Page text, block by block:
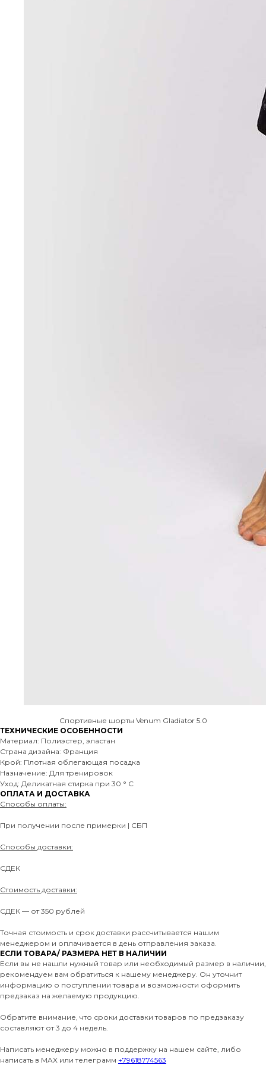
Спортивные шорты Venum Gladiator 5.0
ТЕХНИЧЕСКИЕ ОСОБЕННОСТИ
Материал: Полиэстер, эластан
Страна дизайна: Франция
Крой: Плотная облегающая посадка
Назначение: Для тренировок
Уход: Деликатная стирка при 30 ° C
ОПЛАТА И ДОСТАВКА
Способы оплаты:
При получении после примерки | СБП
Способы доставки:
СДЕК
Стоимость доставки:
СДЕК — от 350 рублей
Точная стоимость и срок доставки рассчитывается нашим
менеджером и оплачивается в день отправления заказа.
ЕСЛИ ТОВАРА/ РАЗМЕРА НЕТ В НАЛИЧИИ
Если вы не нашли нужный товар или необходимый размер в наличии,
рекомендуем вам обратиться к нашему менеджеру. Он уточнит
информацию о поступлении товара и возможности оформить
предзаказ на желаемую продукцию.
Обратите внимание, что сроки доставки товаров по предзаказу
составляют от 3 до 4 недель.
Написать менеджеру можно в поддержку на нашем сайте, либо
написать в MAX или телеграмм +79618774563